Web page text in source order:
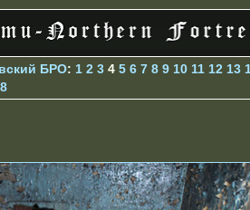
БРО: 1 2 3 4 5 6 7 8 9 10 11 12 13